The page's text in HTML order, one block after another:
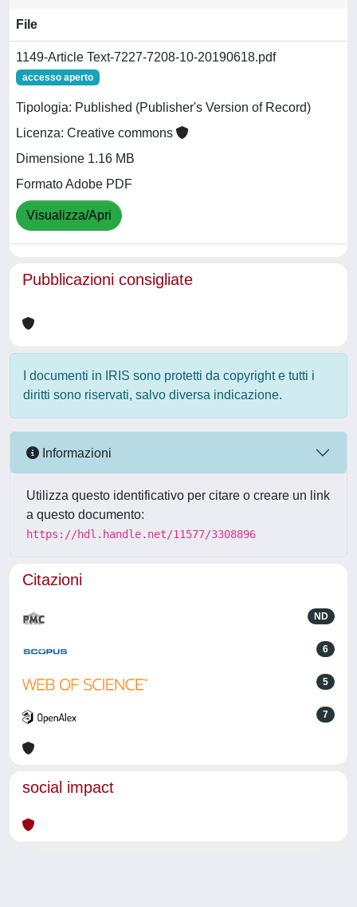
File
1149-Article Text-7227-7208-10-20190618.pdf
accesso aperto
Tipologia: Published (Publisher's Version of Record)
Licenza: Creative commons
Dimensione 1.16 MB
Formato Adobe PDF
Visualizza/Apri
Pubblicazioni consigliate
I documenti in IRIS sono protetti da copyright e tutti i
diritti sono riservati, salvo diversa indicazione.
Informazioni
Utilizza questo identificativo per citare o creare un link
a questo documento:
https://hdl.handle.net/11577/3308896
Citazioni
ND
6
5
7
social impact